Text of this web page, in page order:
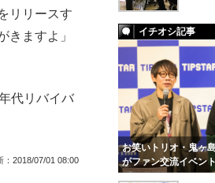
リリースす
きますよ」
代リバイバ
2018/07/01 08:00
イチオシ記事
お笑いトリオ・鬼ヶ
がファン交流イベン